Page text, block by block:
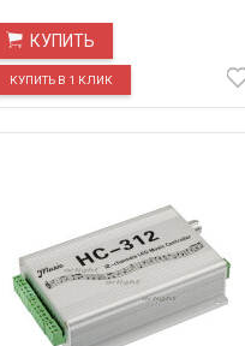
КУПИТЬ